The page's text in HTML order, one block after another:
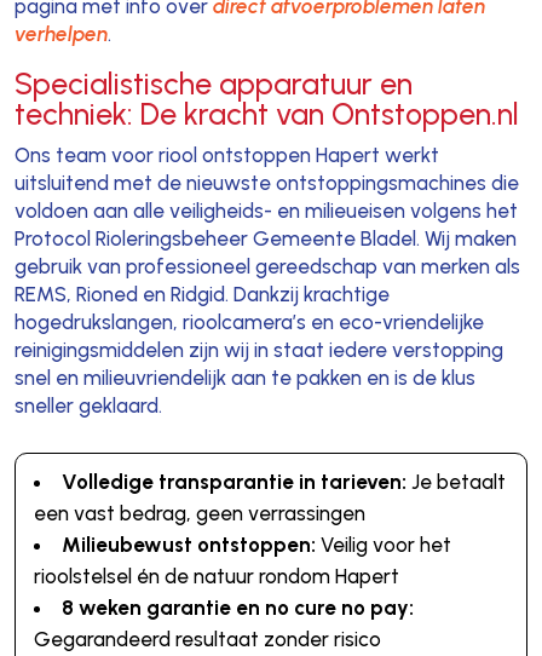
pagina met info over direct afvoerproblemen laten
verhelpen.
Specialistische apparatuur en
techniek: De kracht van Ontstoppen.nl
Ons team voor riool ontstoppen Hapert werkt
uitsluitend met de nieuwste ontstoppingsmachines die
voldoen aan alle veiligheids- en milieueisen volgens het
Protocol Rioleringsbeheer Gemeente Bladel. Wij maken
gebruik van professioneel gereedschap van merken als
REMS, Rioned en Ridgid. Dankzij krachtige
hogedrukslangen, rioolcamera’s en eco-vriendelijke
reinigingsmiddelen zijn wij in staat iedere verstopping
snel en milieuvriendelijk aan te pakken en is de klus
sneller geklaard.
Volledige transparantie in tarieven: Je betaalt
een vast bedrag, geen verrassingen
Milieubewust ontstoppen: Veilig voor het
rioolstelsel én de natuur rondom Hapert
8 weken garantie en no cure no pay:
Gegarandeerd resultaat zonder risico